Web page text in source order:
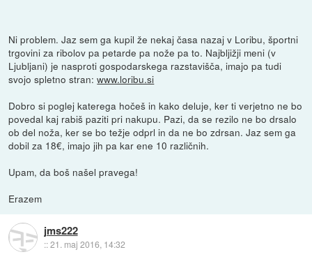
Ni problem. Jaz sem ga kupil že nekaj časa nazaj v Loribu, športni
trgovini za ribolov pa petarde pa nože pa to. Najbljižji meni (v
Ljubljani) je nasproti gospodarskega razstavišča, imajo pa tudi
svojo spletno stran:www.loribu.si
Dobro si poglej katerega hočeš in kako deluje, ker ti verjetno ne bo
povedal kaj rabiš paziti pri nakupu. Pazi, da se rezilo ne bo drsalo
ob del noža, ker se bo težje odprl in da ne bo zdrsan. Jaz sem ga
dobil za 18€, imajo jih pa kar ene 10 različnih.
Upam, da boš našel pravega!
Erazem
jms222
::21. maj 2016, 14:32